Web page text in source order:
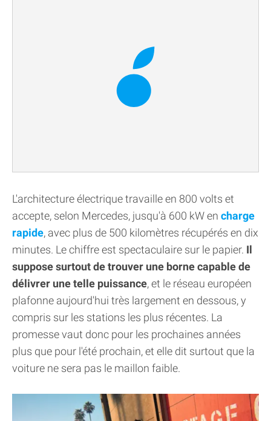
L'architecture électrique travaille en 800 volts et
accepte, selon Mercedes, jusqu'à 600 kW en charge
rapide, avec plus de 500 kilomètres récupérés en dix
minutes. Le chiffre est spectaculaire sur le papier. Il
suppose surtout de trouver une borne capable de
délivrer une telle puissance, et le réseau européen
plafonne aujourd'hui très largement en dessous, y
compris sur les stations les plus récentes. La
promesse vaut donc pour les prochaines années
plus que pour l'été prochain, et elle dit surtout que la
voiture ne sera pas le maillon faible.